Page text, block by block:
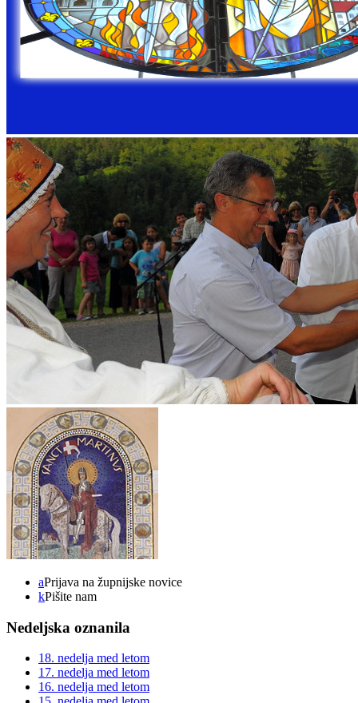
aPrijava na župnijske novice
kPišite nam
Nedeljska oznanila
18. nedelja med letom
17. nedelja med letom
16. nedelja med letom